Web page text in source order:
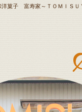
洋菓子 富寿家～ＴＯＭＩＳＵ